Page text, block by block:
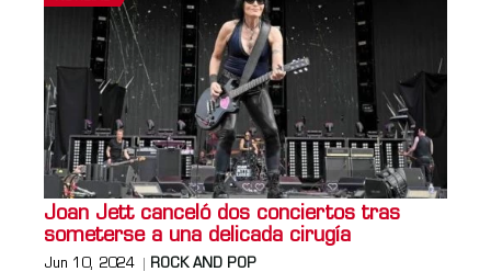
Joan Jett canceló dos conciertos tras
someterse a una delicada cirugía
Jun 10, 2024 ROCK AND POP